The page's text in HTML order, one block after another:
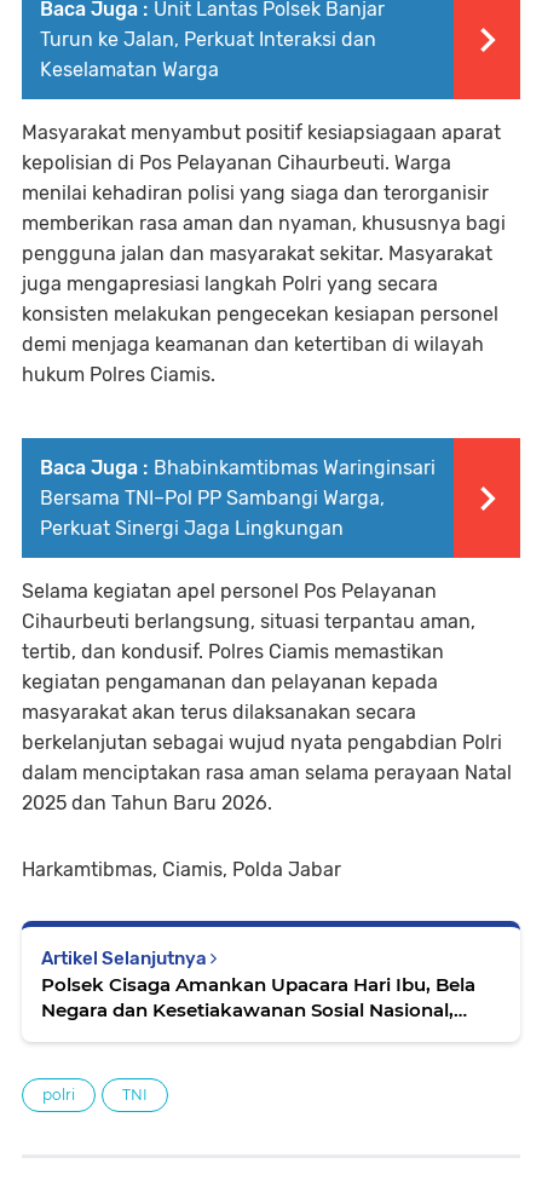
Baca Juga : Unit Lantas Polsek Banjar
Turun ke Jalan, Perkuat Interaksi dan
Keselamatan Warga
Masyarakat menyambut positif kesiapsiagaan aparat
kepolisian di Pos Pelayanan Cihaurbeuti. Warga
menilai kehadiran polisi yang siaga dan terorganisir
memberikan rasa aman dan nyaman, khususnya bagi
pengguna jalan dan masyarakat sekitar. Masyarakat
juga mengapresiasi langkah Polri yang secara
konsisten melakukan pengecekan kesiapan personel
demi menjaga keamanan dan ketertiban di wilayah
hukum Polres Ciamis.
Baca Juga : Bhabinkamtibmas Waringinsari
Bersama TNI–Pol PP Sambangi Warga,
Perkuat Sinergi Jaga Lingkungan
Selama kegiatan apel personel Pos Pelayanan
Cihaurbeuti berlangsung, situasi terpantau aman,
tertib, dan kondusif. Polres Ciamis memastikan
kegiatan pengamanan dan pelayanan kepada
masyarakat akan terus dilaksanakan secara
berkelanjutan sebagai wujud nyata pengabdian Polri
dalam menciptakan rasa aman selama perayaan Natal
2025 dan Tahun Baru 2026.
Harkamtibmas, Ciamis, Polda Jabar
Artikel Selanjutnya
Polsek Cisaga Amankan Upacara Hari Ibu, Bela
Negara dan Kesetiakawanan Sosial Nasional,
polri TNI